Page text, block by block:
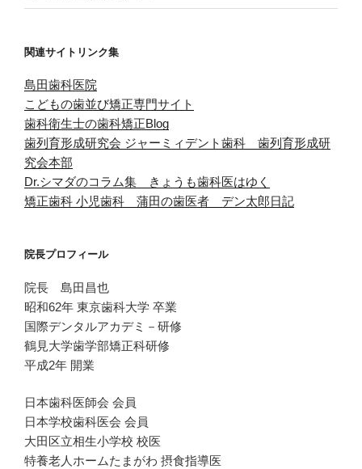
関連サイトリンク集
島田歯科医院
こどもの歯並び矯正専門サイト
歯科衛生士の歯科矯正Blog
歯列育形成研究会 ジャーミィデント歯科 歯列育形成研
究会本部
Dr.シマダのコラム集 きょうも歯科医はゆく
矯正歯科 小児歯科 蒲田の歯医者 デン太郎日記
院長プロフィール
院長 島田昌也
昭和62年 東京歯科大学 卒業
国際デンタルアカデミ－研修
鶴見大学歯学部矯正科研修
平成2年 開業
日本歯科医師会 会員
日本学校歯科医会 会員
大田区立相生小学校 校医
特養老人ホームたまがわ 摂食指導医